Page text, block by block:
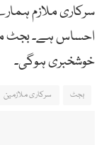
سرکاری ملازم
احساس ہے۔ بجٹ
خوشخبری ہوگی۔
بجٹ سرکاری ملازمین